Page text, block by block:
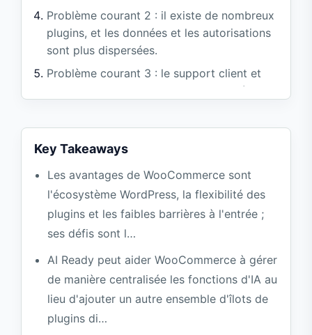
Problème courant 2 : il existe de nombreux
plugins, et les données et les autorisations
sont plus dispersées.
Problème courant 3 : le support client et
les demandes de commandes sont très
Comment implémenter AI Ready dans
WooCommerce
Trois scénarios pour l'importation
prioritaire### 1. Brouillon de copie du
produit
2. Suggestions de réponse du support
3. Suggestions d'associations de produits
WooCommerce dispose déjà de
nombreux plugins d'IA, pourquoi a-t-il
besoin d'AI Ready ?
Key Takeaways
Les avantages de WooCommerce sont
l'écosystème WordPress, la flexibilité des
plugins et les faibles barrières à l'entrée ;
ses défis sont l…
AI Ready peut aider WooCommerce à gérer
de manière centralisée les fonctions d'IA au
lieu d'ajouter un autre ensemble d'îlots de
plugins di…